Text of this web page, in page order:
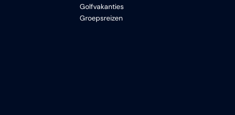
Golfvakanties
Groepsreizen